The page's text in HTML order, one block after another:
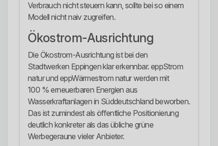
Verbrauch nicht steuern kann, sollte bei so einem
Modell nicht naiv zugreifen.
Ökostrom-Ausrichtung
Die Ökostrom-Ausrichtung ist bei den
Stadtwerken Eppingen klar erkennbar. eppStrom
natur und eppWärmestrom natur werden mit
100 % erneuerbaren Energien aus
Wasserkraftanlagen in Süddeutschland beworben.
Das ist zumindest als öffentliche Positionierung
deutlich konkreter als das übliche grüne
Werbegeraune vieler Anbieter.